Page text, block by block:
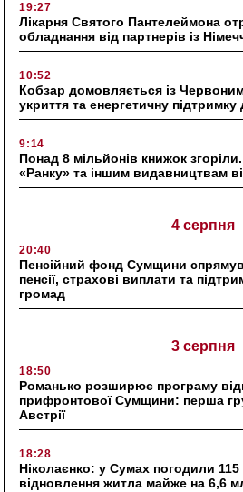
19:27
Лікарня Святого Пантелеймона
обладнання від партнерів із
10:52
Кобзар домовляється із
укриття та енергетичну
9:14
Понад 8 мільйонів книжок
«Ранку» та іншим видавництвам
4 серпня
20:40
Пенсійний фонд Сумщини
пенсії, страхові виплати та
громад
3 серпня
18:50
Романько розширює програму
прифронтової Сумщини: перша
Австрії
18:28
Ніколаєнко: у Сумах погодили 115
відновлення житла майже на 6,6